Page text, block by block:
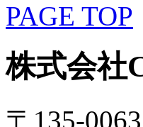
PAGE TOP
株式会社
〒135-